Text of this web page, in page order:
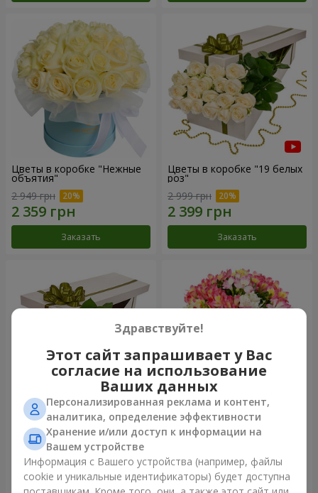
Цветы в коробке "Нежные
объятия"
2 949 грн
Заказать
Цветы в коробке "19 белых
роз"
2 999 грн
Заказать
Цветы в коробке "15
розовых роз"
2 587 грн
Заказать
Букет "Сказка для двоих!"
Заказать
Здравствуйте!
Этот сайт запрашивает у Вас
согласие на использование
Ваших данных
Персонализированная реклама и контент,
аналитика, определение эффективности
Хранение и/или доступ к информации на
Вашем устройстве
Информация с Вашего устройства (например, файлы
cookie и уникальные идентификаторы) будет доступна